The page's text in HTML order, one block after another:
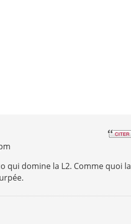
qui domine la L2. Comme quoi la